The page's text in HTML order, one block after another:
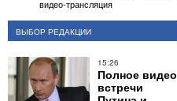
видео-трансляция
ВЫБОР РЕДАКЦИИ
15:26
Полное видео
встречи